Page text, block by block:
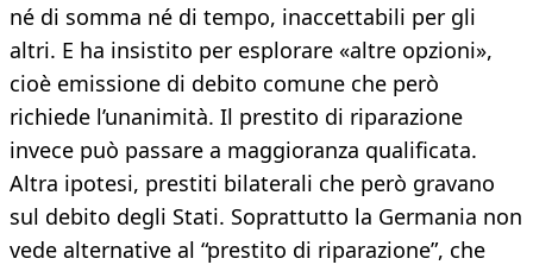
né di somma né di tempo, inaccettabili per gli
altri. E ha insistito per esplorare «altre opzioni»,
cioè emissione di debito comune che però
richiede l’unanimità. Il prestito di riparazione
invece può passare a maggioranza qualificata.
Altra ipotesi, prestiti bilaterali che però gravano
sul debito degli Stati. Soprattutto la Germania non
vede alternative al “prestito di riparazione”, che